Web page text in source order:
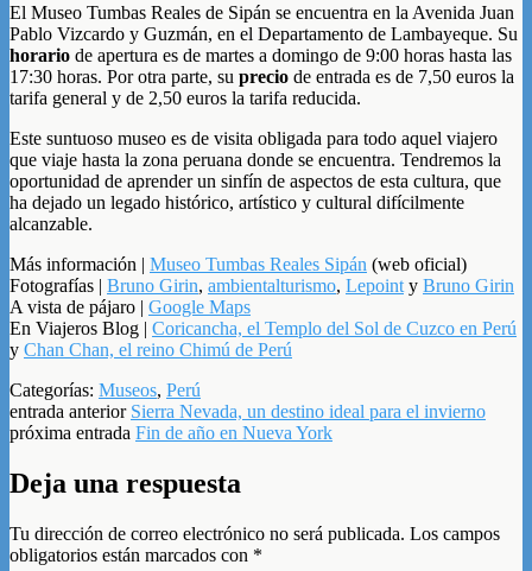
El Museo Tumbas Reales de Sipán se encuentra en la Avenida Juan
Pablo Vizcardo y Guzmán, en el Departamento de Lambayeque. Su
horario de apertura es de martes a domingo de 9:00 horas hasta las
17:30 horas. Por otra parte, su precio de entrada es de 7,50 euros la
tarifa general y de 2,50 euros la tarifa reducida.
Este suntuoso museo es de visita obligada para todo aquel viajero
que viaje hasta la zona peruana donde se encuentra. Tendremos la
oportunidad de aprender un sinfín de aspectos de esta cultura, que
ha dejado un legado histórico, artístico y cultural difícilmente
alcanzable.
Más información | Museo Tumbas Reales Sipán (web oficial)
Fotografías | Bruno Girin, ambientalturismo, Lepoint y Bruno Girin
A vista de pájaro | Google Maps
En Viajeros Blog | Coricancha, el Templo del Sol de Cuzco en Perú
y Chan Chan, el reino Chimú de Perú
Categorías: Museos, Perú
entrada anterior Sierra Nevada, un destino ideal para el invierno
próxima entrada Fin de año en Nueva York
Deja una respuesta
Tu dirección de correo electrónico no será publicada. Los campos
obligatorios están marcados con *